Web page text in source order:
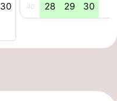
30 40 28 29 30